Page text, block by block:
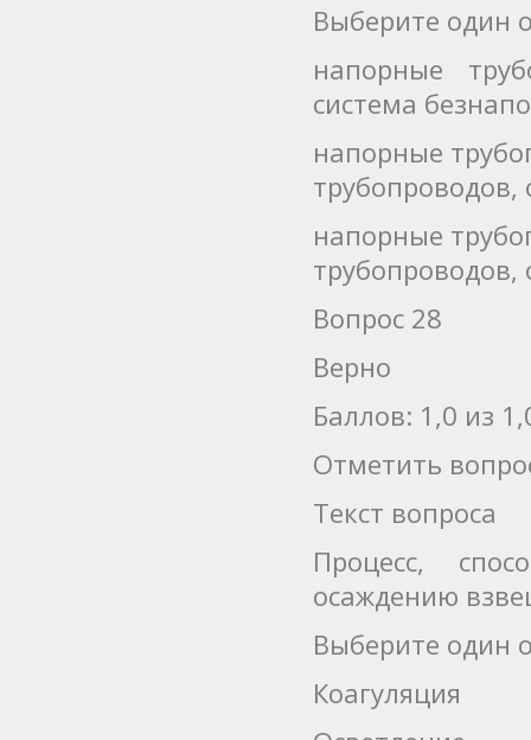
Выберите один
напорные
система
напорные
трубопроводов,
напорные
Вопрос 28
Верно
Баллов: 1,0 из
Отметить
Текст вопроса
Процесс,
осаждению
Выберите один
Коагуляция